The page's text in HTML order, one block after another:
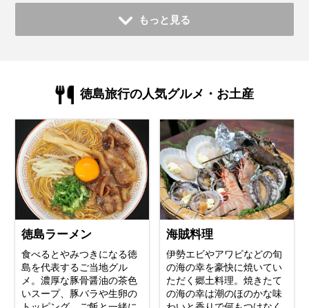
もっと見る
徳島旅行の人気グルメ・お土産
徳島ラーメン
食べるとやみつきになる徳
島を代表するご当地グル
メ。濃厚な豚骨醤油の茶色
いスープ、豚バラや生卵の
海賊料理
伊勢エビやアワビなどの旬
の海の幸を豪快に焼いてい
ただく郷土料理。焼きたて
の海の幸は潮のほのかな味